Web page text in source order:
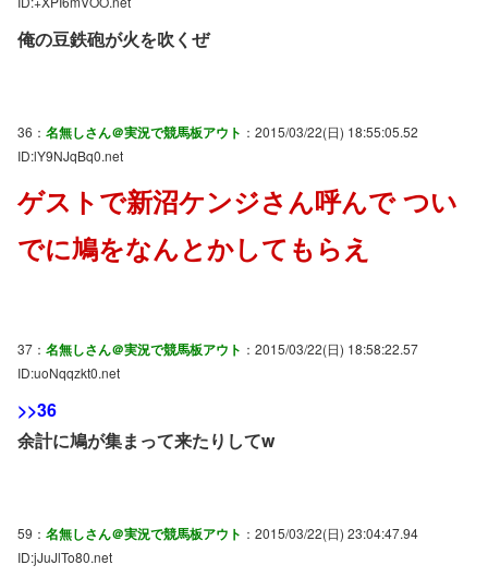
俺の豆鉄砲が火を吹くぜ
36： 名無しさん＠実況で競馬板アウト ：2015/03/22(日) 18:55:05.52
ID:lY9NJqBq0.net
ゲストで新沼ケンジさん呼んで つい
でに鳩をなんとかしてもらえ
37： 名無しさん＠実況で競馬板アウト ：2015/03/22(日) 18:58:22.57
ID:uoNqqzkt0.net
>>36
余計に鳩が集まって来たりしてw
59： 名無しさん＠実況で競馬板アウト ：2015/03/22(日) 23:04:47.94
ID:jJuJlTo80.net